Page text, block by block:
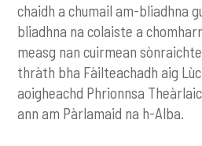
chaidh a chumail am-bliadhna
bliadhna na colaiste a
measg nan cuirmean
thràth bha Fàilteachadh aig
aoigheachd Phrionnsa
ann am Pàrlamaid na h-Alba.